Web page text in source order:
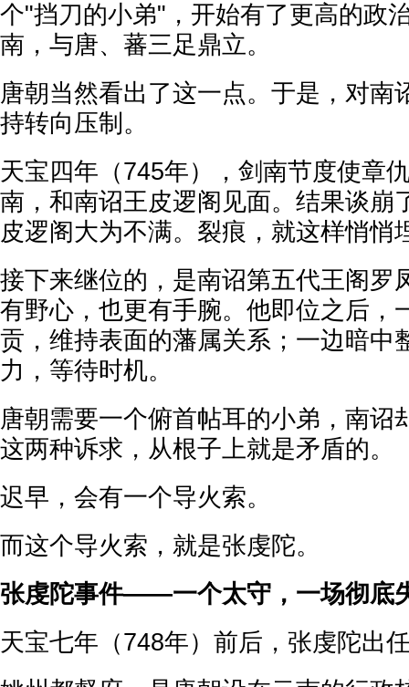
个"挡刀的小弟"，开始有了更高的
南，与唐、蕃三足鼎立。
唐朝当然看出了这一点。于是，对南
持转向压制。
天宝四年（745年），剑南节度使章
南，和南诏王皮逻阁见面。结果谈崩
皮逻阁大为不满。裂痕，就这样悄悄
接下来继位的，是南诏第五代王阁罗
有野心，也更有手腕。他即位之后，
贡，维持表面的藩属关系；一边暗中
力，等待时机。
唐朝需要一个俯首帖耳的小弟，南诏
这两种诉求，从根子上就是矛盾的。
迟早，会有一个导火索。
而这个导火索，就是张虔陀。
张虔陀事件——一个太守，一场彻底
天宝七年（748年）前后，张虔陀出